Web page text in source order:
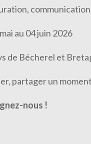
au 04 juin 2026
de Bécherel et
partager un
nous !